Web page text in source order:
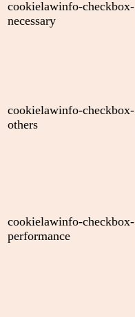
cookielawinfo-checkbox-
necessary
cookielawinfo-checkbox-
others
cookielawinfo-checkbox-
performance